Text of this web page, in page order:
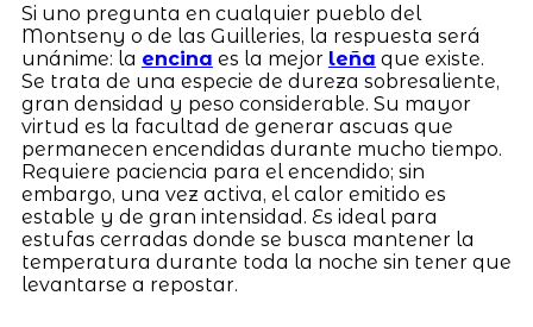
Si uno pregunta en cualquier pueblo del
Montseny o de las Guilleries, la respuesta será
unánime: la encina es la mejor leña que existe.
Se trata de una especie de dureza sobresaliente,
gran densidad y peso considerable. Su mayor
virtud es la facultad de generar ascuas que
permanecen encendidas durante mucho tiempo.
Requiere paciencia para el encendido; sin
embargo, una vez activa, el calor emitido es
estable y de gran intensidad. Es ideal para
estufas cerradas donde se busca mantener la
temperatura durante toda la noche sin tener que
levantarse a repostar.